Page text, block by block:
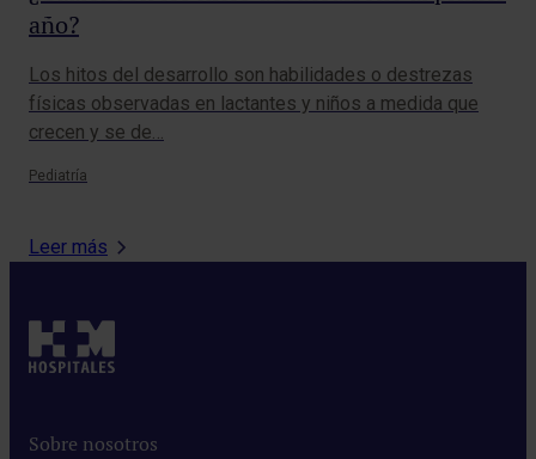
año?
Los hitos del desarrollo son habilidades o destrezas
físicas observadas en lactantes y niños a medida que
crecen y se de…
Pediatría
Leer más
Sobre nosotros